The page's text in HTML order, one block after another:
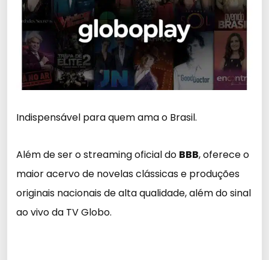
Indispensável para quem ama o Brasil.
Além de ser o streaming oficial do BBB, oferece o
maior acervo de novelas clássicas e produções
originais nacionais de alta qualidade, além do sinal
ao vivo da TV Globo.